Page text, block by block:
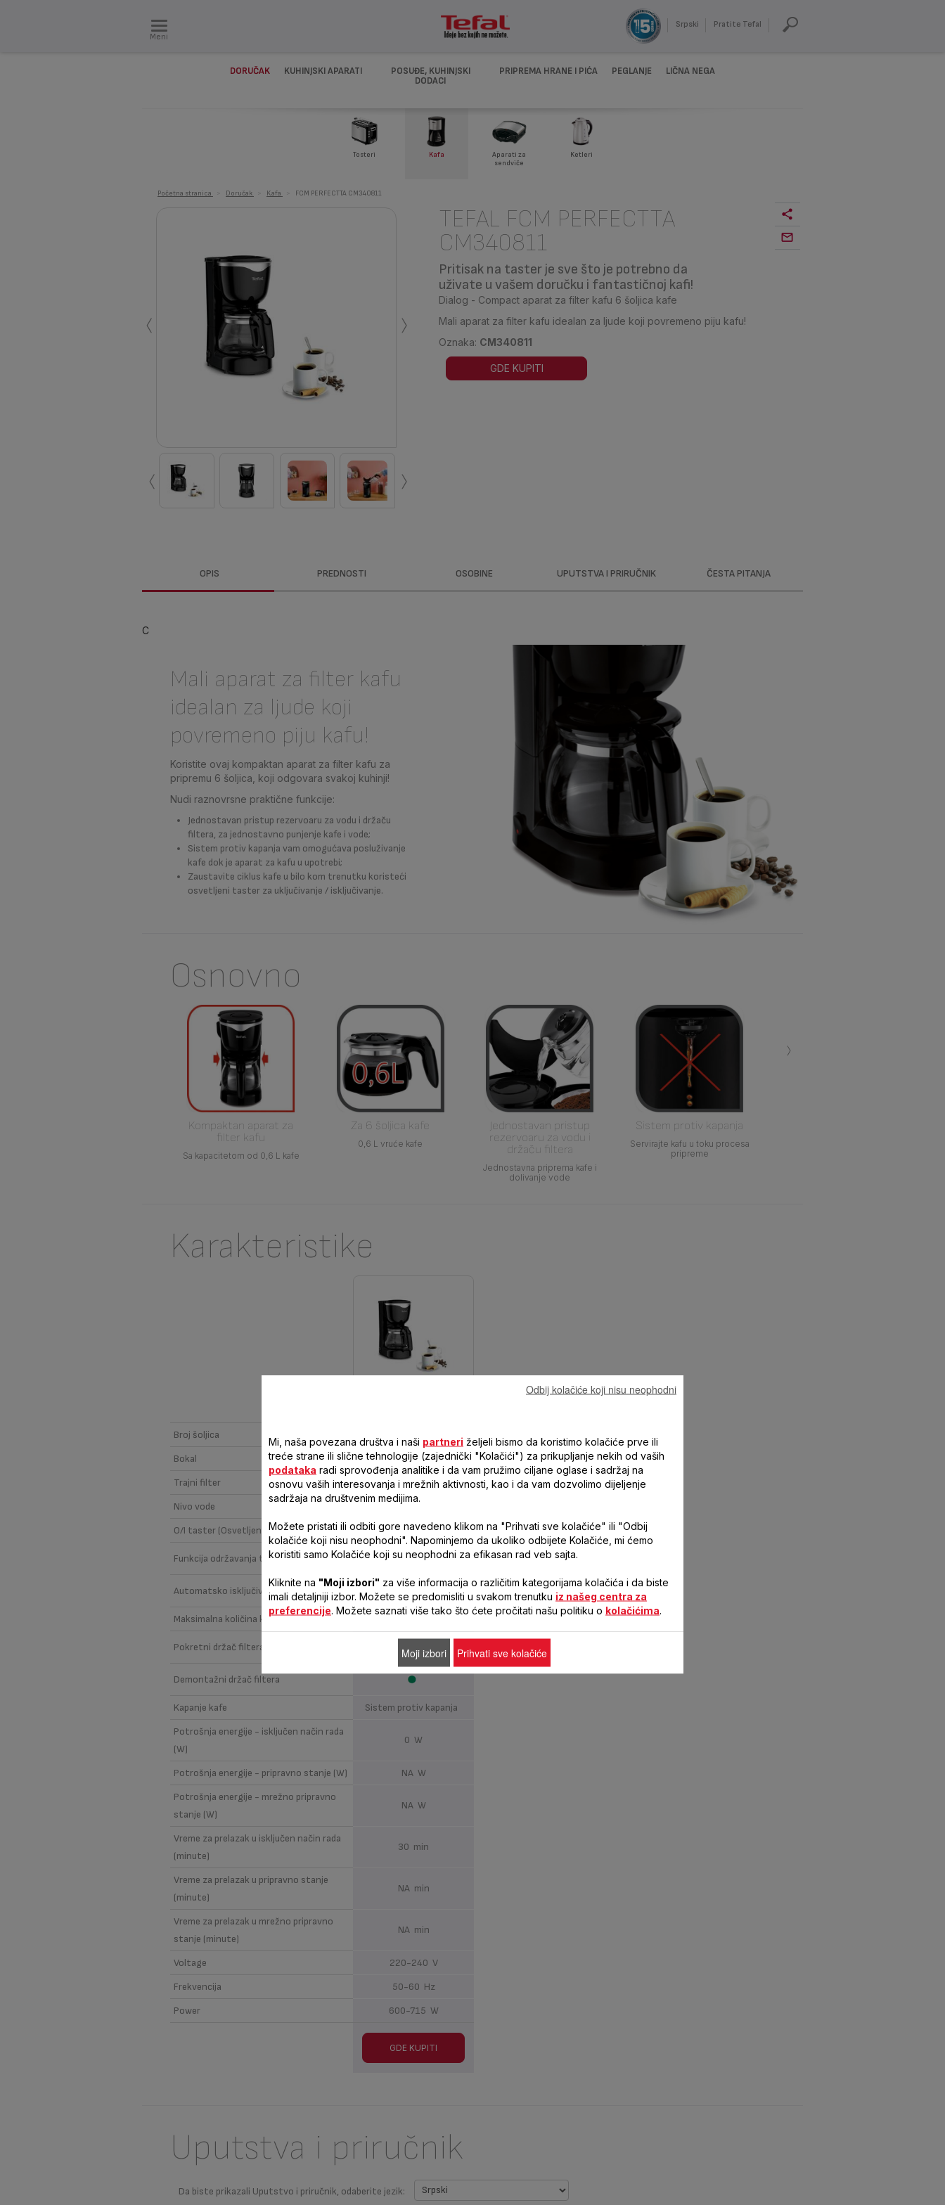
Meni
Srpski Pratite Tefal
DORUČAK KUHINJSKI APARATI
POSUĐE, KUHINJSKI
DODACI
PRIPREMA HRANE I PIĆA PEGLANJE LIČNA NEGA
Tosteri Kafa
Aparati za
sendviče
Ketleri
Početna stranica Doručak Kafa FCM PERFECTTA CM340811
‹ ›
‹ ›
TEFAL FCM PERFECTTA
CM340811
Pritisak na taster je sve što je potrebno da
uživate u vašem doručku i fantastičnoj kafi!
Dialog - Compact aparat za filter kafu 6 šoljica kafe
Mali aparat za filter kafu idealan za ljude koji povremeno piju kafu!
Oznaka: CM340811
GDE KUPITI
OPIS PREDNOSTI OSOBINE UPUTSTVA I PRIRUČNIK ČESTA PITANJA
C
Mali aparat za filter kafu
idealan za ljude koji
povremeno piju kafu!
Koristite ovaj kompaktan aparat za filter kafu za
pripremu 6 šoljica, koji odgovara svakoj kuhinji!
Nudi raznovrsne praktične funkcije:
Jednostavan pristup rezervoaru za vodu i držaču
filtera, za jednostavno punjenje kafe i vode;
Sistem protiv kapanja vam omogućava posluživanje
kafe dok je aparat za kafu u upotrebi;
Zaustavite ciklus kafe u bilo kom trenutku koristeći
osvetljeni taster za uključivanje / isključivanje.
Osnovno
Kompaktan aparat za
filter kafu
Sa kapacitetom od 0,6 L kafe
Za 6 šoljica kafe
0,6 L vruće kafe
Jednostavan pristup
rezervoaru za vodu i
držaču filtera
Jednostavna priprema kafe i
dolivanje vode
Sistem protiv kapanja
Servirajte kafu u toku procesa
pripreme
›
Karakteristike
Broj šoljica
Bokal
Staklo
Trajni filter
Ne
Nivo vode
Prozor
O/I taster (Osvetljen/Neoosvetljen)
Osvetljeno
Funkcija održavanja toplote
Automatsko isključivanje
Maksimalna količina kafe 0.6 L
Pokretni držač filtera
Demontažni držač filtera
Kapanje kafe
Sistem protiv kapanja
Potrošnja energije - isključen način rada
(W)
0 W
Potrošnja energije - pripravno stanje (W)
NA W
Potrošnja energije - mrežno pripravno
stanje (W)
NA W
Vreme za prelazak u isključen način rada
(minute)
30 min
Vreme za prelazak u pripravno stanje
(minute)
NA min
Vreme za prelazak u mrežno pripravno
stanje (minute)
NA min
Voltage
220-240 V
Frekvencija
50-60 Hz
Power
600-715 W
GDE KUPITI
Uputstva i priručnik
Da biste prikazali Uputstvo i priručnik, odaberite jezik:
Mi, naša povezana društva i naši partneri željeli bismo da koristimo kolačiće prve ili
treće strane ili slične tehnologije (zajednički "Kolačići") za prikupljanje nekih od vaših
podataka radi sprovođenja analitike i da vam pružimo ciljane oglase i sadržaj na
osnovu vaših interesovanja i mrežnih aktivnosti, kao i da vam dozvolimo dijeljenje
sadržaja na društvenim medijima.
Možete pristati ili odbiti gore navedeno klikom na "Prihvati sve kolačiće" ili "Odbij
kolačiće koji nisu neophodni". Napominjemo da ukoliko odbijete Kolačiće, mi ćemo
koristiti samo Kolačiće koji su neophodni za efikasan rad veb sajta.
Kliknite na "Moji izbori" za više informacija o različitim kategorijama kolačića i da biste
imali detaljniji izbor. Možete se predomisliti u svakom trenutku iz našeg centra za
preferencije . Možete saznati više tako što ćete pročitati našu politiku o kolačićima
Odbij kolačiće koji nisu neophodni
Moji izbori Prihvati sve kolačiće